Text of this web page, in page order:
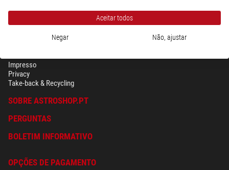
Impresso
Privacy
Take-back & Recycling
SOBRE ASTROSHOP.PT
PERGUNTAS
BOLETIM INFORMATIVO
OPÇÕES DE PAGAMENTO
Aceitar todos
Negar Não, ajustar